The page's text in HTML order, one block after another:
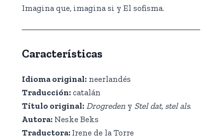
Imagina que, imagina si y El sofisma.
Características
Idioma original: neerlandés
Traducción: catalán
Título original: Drogreden y Stel dat, stel als.
Autora: Neske Beks
Traductora: Irene de la Torre